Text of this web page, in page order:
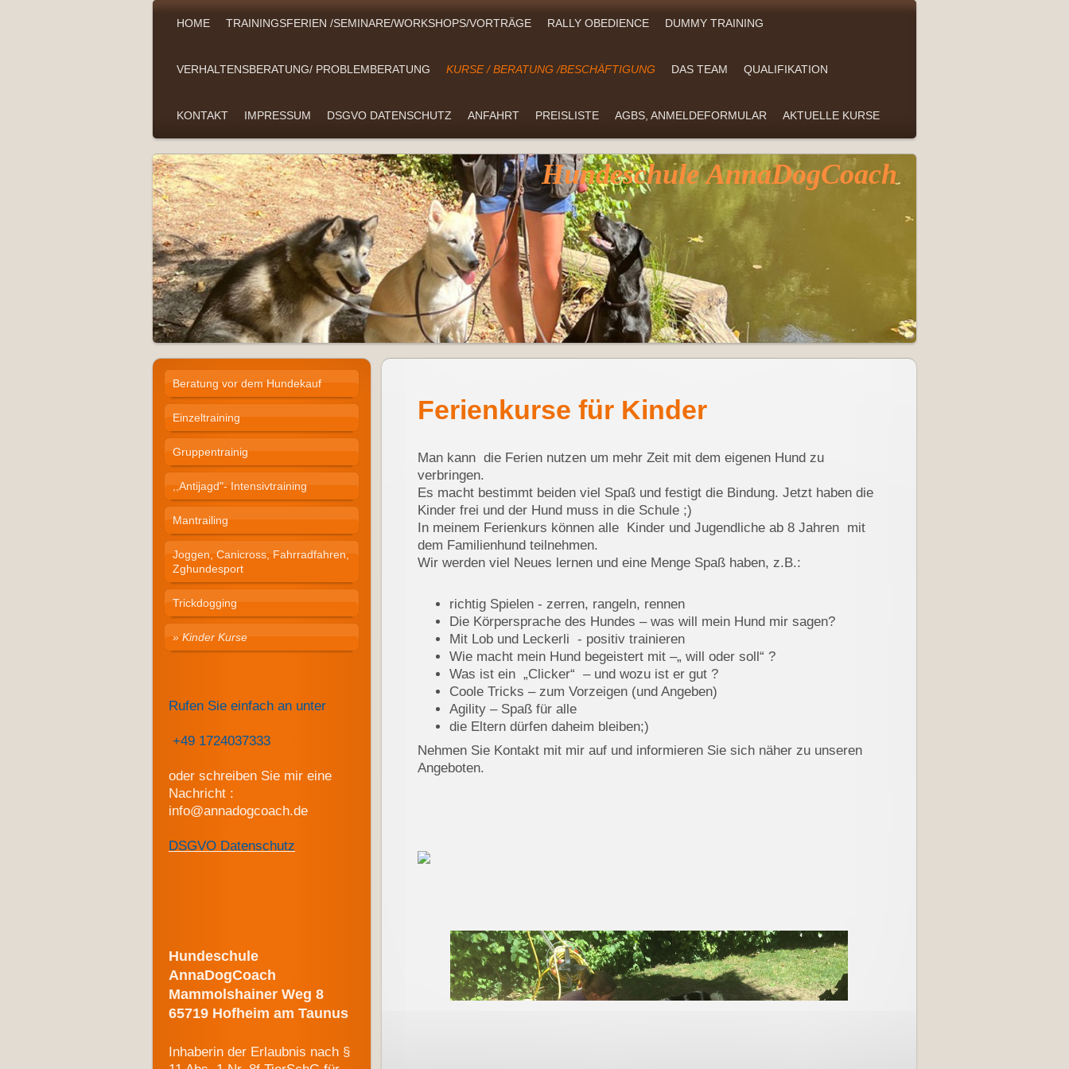
HOME TRAININGSFERIEN /SEMINARE/WORKSHOPS/VORTRÄGE RALLY OBEDIENCE DUMMY TRAINING
VERHALTENSBERATUNG/ PROBLEMBERATUNG KURSE / BERATUNG /BESCHÄFTIGUNG DAS TEAM QUALIFIKATION
KONTAKT IMPRESSUM DSGVO DATENSCHUTZ ANFAHRT PREISLISTE AGBS, ANMELDEFORMULAR AKTUELLE KURSE
Hundeschule AnnaDogCoach
Ferienkurse für Kinder
Man kann die Ferien nutzen um mehr Zeit mit dem eigenen Hund zu
verbringen.
Es macht bestimmt beiden viel Spaß und festigt die Bindung. Jetzt haben die
Kinder frei und der Hund muss in die Schule ;)
In meinem Ferienkurs können alle Kinder und Jugendliche ab 8 Jahren mit
dem Familienhund teilnehmen.
Wir werden viel Neues lernen und eine Menge Spaß haben, z.B.:
richtig Spielen - zerren, rangeln, rennen
Die Körpersprache des Hundes – was will mein Hund mir sagen?
Mit Lob und Leckerli - positiv trainieren
Wie macht mein Hund begeistert mit –„ will oder soll“ ?
Was ist ein „Clicker“ – und wozu ist er gut ?
Coole Tricks – zum Vorzeigen (und Angeben)
Agility – Spaß für alle
die Eltern dürfen daheim bleiben;)
Nehmen Sie Kontakt mit mir auf und informieren Sie sich näher zu unseren
Angeboten.
Beratung vor dem Hundekauf
Einzeltraining
Gruppentrainig
,,Antijagd"- Intensivtraining
Mantrailing
Joggen, Canicross, Fahrradfahren,
Zghundesport
Trickdogging
Kinder Kurse
Rufen Sie einfach an unter
+49 1724037333
oder schreiben Sie mir eine
Nachricht :
info@annadogcoach.de
DSGVO Datenschutz
Hundeschule
AnnaDogCoach
Mammolshainer Weg 8
65719 Hofheim am Taunus
Inhaberin der Erlaubnis nach §